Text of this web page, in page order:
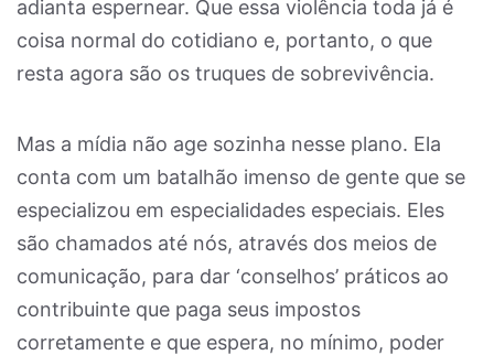
adianta espernear. Que essa violência toda já é
coisa normal do cotidiano e, portanto, o que
resta agora são os truques de sobrevivência.
Mas a mídia não age sozinha nesse plano. Ela
conta com um batalhão imenso de gente que se
especializou em especialidades especiais. Eles
são chamados até nós, através dos meios de
comunicação, para dar ‘conselhos’ práticos ao
contribuinte que paga seus impostos
corretamente e que espera, no mínimo, poder